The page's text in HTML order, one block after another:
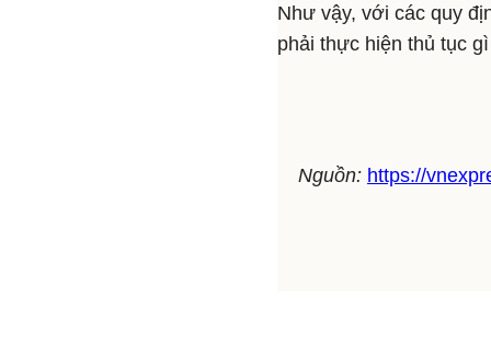
Như vậy, với các quy
phải thực hiện thủ tục
Nguồn: https://